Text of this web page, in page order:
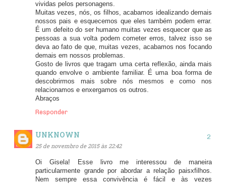
vividas pelos personagens.
Muitas vezes, nós, os filhos, acabamos idealizando demais
nossos pais e esquecemos que eles também podem errar.
É um defeito do ser humano muitas vezes esquecer que as
pessoas a sua volta podem cometer erros, talvez isso se
deva ao fato de que, muitas vezes, acabamos nos focando
demais em nossos problemas.
Gosto de livros que tragam uma certa reflexão, ainda mais
quando envolve o ambiente familiar. É uma boa forma de
descobrirmos mais sobre nós mesmos e como nos
relacionamos e enxergamos os outros.
Abraços
Responder
UNKNOWN
25 de novembro de 2015 às 22:42
Oi Gisela! Esse livro me interessou de maneira
particularmente grande por abordar a relação paisxfilhos.
Nem sempre essa convivência é fácil e às vezes